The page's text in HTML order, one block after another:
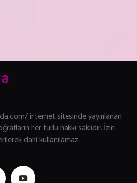
internet sitesinde yayınlanan
her türlü hakkı saklıdır. İzin
dahi kullanılamaz.